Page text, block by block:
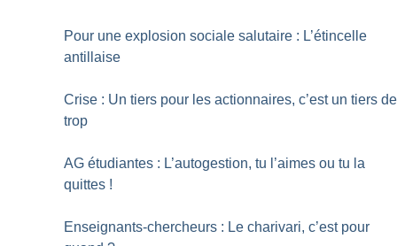
Pour une explosion sociale salutaire : L’étincelle
antillaise
Crise : Un tiers pour les actionnaires, c’est un tiers de
trop
AG étudiantes : L’autogestion, tu l’aimes ou tu la
quittes !
Enseignants-chercheurs : Le charivari, c’est pour